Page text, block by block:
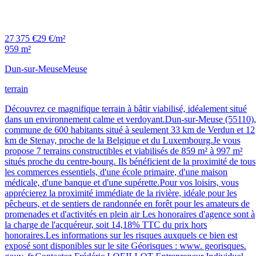
27 375 €29 €/m²
959 m²
Dun-sur-MeuseMeuse
terrain
Découvrez ce magnifique terrain à bâtir viabilisé, idéalement situé
dans un environnement calme et verdoyant.Dun-sur-Meuse (55110),
commune de 600 habitants situé à seulement 33 km de Verdun et 12
km de Stenay, proche de la Belgique et du Luxembourg.Je vous
propose 7 terrains constructibles et viabilisés de 859 m² à 997 m²
situés proche du centre-bourg. Ils bénéficient de la proximité de tous
les commerces essentiels, d'une école primaire, d'une maison
médicale, d'une banque et d'une supérette.Pour vos loisirs, vous
apprécierez la proximité immédiate de la rivière, idéale pour les
pêcheurs, et de sentiers de randonnée en forêt pour les amateurs de
promenades et d'activités en plein air Les honoraires d'agence sont à
la charge de l'acquéreur, soit 14,18% TTC du prix hors
honoraires.Les informations sur les risques auxquels ce bien est
exposé sont disponibles sur le site Géorisques : www. georisques.